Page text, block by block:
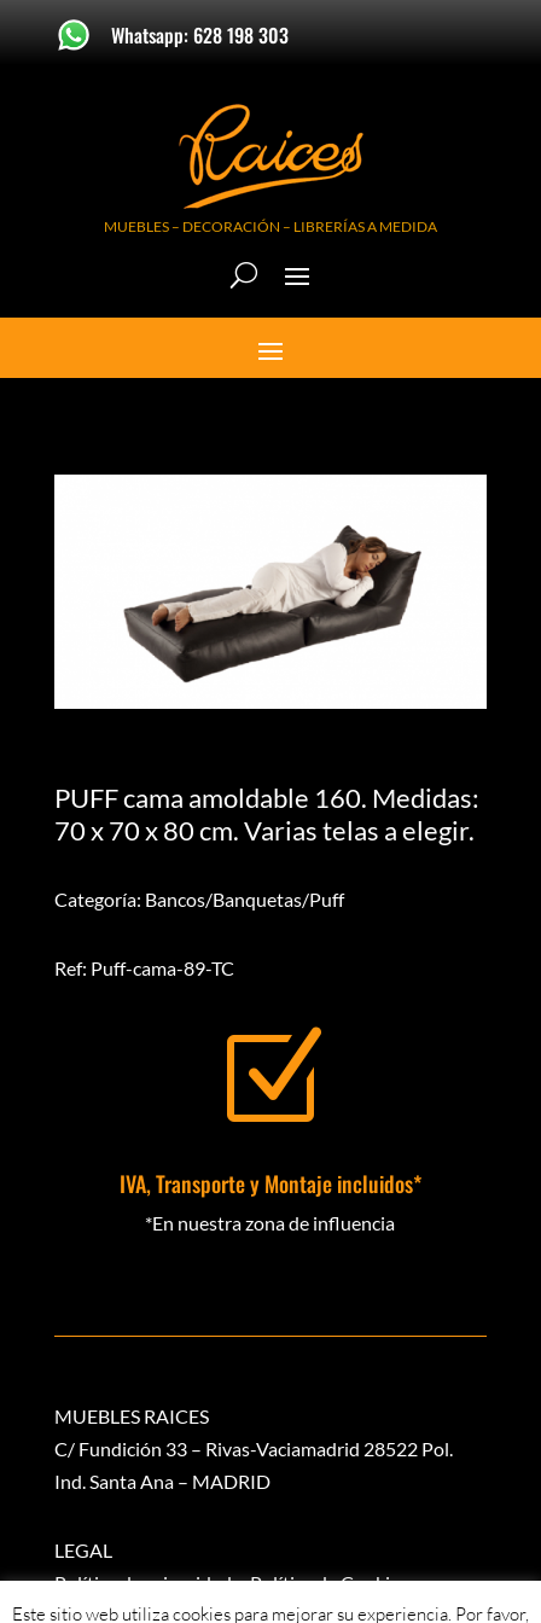
Whatsapp: 628 198 303
MUEBLES – DECORACIÓN – LIBRERÍAS A MEDIDA
PUFF cama amoldable 160. Medidas:
70 x 70 x 80 cm. Varias telas a elegir.
Categoría: Bancos/Banquetas/Puff
Ref: Puff-cama-89-TC
Z
IVA, Transporte y Montaje incluidos*
*En nuestra zona de influencia
MUEBLES RAICES
C/ Fundición 33 – Rivas-Vaciamadrid 28522 Pol.
Ind. Santa Ana – MADRID
LEGAL
Política de privacidad–Política de Cookies
Este sitio web utiliza cookies para mejorar su experiencia. Por favor,